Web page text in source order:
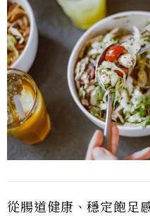
從腸道健康、穩定飽足